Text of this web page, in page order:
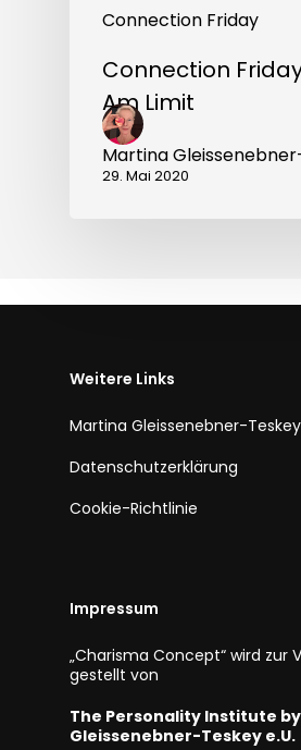
Connection Friday
Connection
Am Limit
Martina
29. Mai 2020
Weitere Links
Martina Gleissenebner-Teskey
Datenschutzerklärung
Cookie-Richtlinie
Impressum
„Charisma Concept“ wird zur
gestellt von
The Personality Institute
Gleissenebner-Teskey e.U.